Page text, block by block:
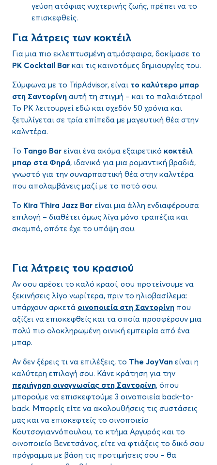
γεύση ατόφιας νυχτερινής ζωής, πρέπει να το
επισκεφθείς.
Για λάτρεις των κοκτέιλ
Για μια πιο εκλεπτυσμένη ατμόσφαιρα, δοκίμασε το
PK Cocktail Bar και τις καινοτόμες δημιουργίες του.
Σύμφωνα με το TripAdvisor, είναι το καλύτερο μπαρ
στη Σαντορίνη αυτή τη στιγμή – και το παλαιότερο!
Το PK λειτουργεί εδώ και σχεδόν 50 χρόνια και
ξετυλίγεται σε τρία επίπεδα με μαγευτική θέα στην
καλντέρα.
Το Tango Bar είναι ένα ακόμα εξαιρετικό κοκτέιλ
μπαρ στα Φηρά, ιδανικό για μια ρομαντική βραδιά,
γνωστό για την συναρπαστική θέα στην καλντέρα
που απολαμβάνεις μαζί με το ποτό σου.
Το Kira Thira Jazz Bar είναι μια άλλη ενδιαφέρουσα
επιλογή – διαθέτει όμως λίγα μόνο τραπέζια και
σκαμπό, οπότε έχε το υπόψη σου.
Για λάτρεις του κρασιού
Αν σου αρέσει το καλό κρασί, σου προτείνουμε να
ξεκινήσεις λίγο νωρίτερα, πριν το ηλιοβασίλεμα:
υπάρχουν αρκετά οινοποιεία στη Σαντορίνη που
αξίζει να επισκεφθείς και τα οποία προσφέρουν μια
πολύ πιο ολοκληρωμένη οινική εμπειρία από ένα
μπαρ.
Αν δεν ξέρεις τι να επιλέξεις, το The JoyVan είναι η
καλύτερη επιλογή σου. Κάνε κράτηση για την
περιήγηση οινογνωσίας στη Σαντορίνη, όπου
μπορούμε να επισκεφτούμε 3 οινοποιεία back-to-
back. Μπορείς είτε να ακολουθήσεις τις συστάσεις
μας και να επισκεφτείς το οινοποιείο
Κουτσογιαννόπουλου, το κτήμα Αργυρός και το
οινοποιείο Βενετσάνος, είτε να φτιάξεις το δικό σου
πρόγραμμα με βάση τις προτιμήσεις σου – θα